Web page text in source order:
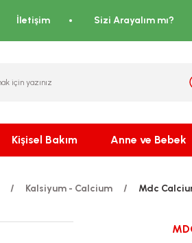
İletişim Sizi Arayalım mı?
Kişisel Bakım Anne ve Bebek
Kalsiyum - Calcium Mdc